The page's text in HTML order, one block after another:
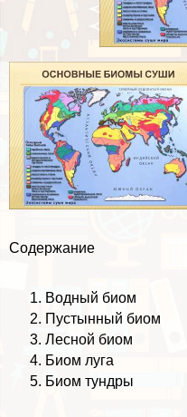
Содержание
Водный биом
Пустынный биом
Лесной биом
Биом луга
Биом тундры